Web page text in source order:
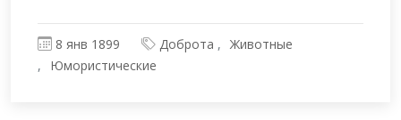
8 янв 1899 Доброта
Животные
Юмористические